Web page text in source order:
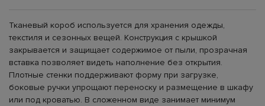
Тканевый короб используется для хранения одежды,
текстиля и сезонных вещей. Конструкция с крышкой
закрывается и защищает содержимое от пыли, прозрачная
вставка позволяет видеть наполнение без открытия.
Плотные стенки поддерживают форму при загрузке,
боковые ручки упрощают переноску и размещение в шкафу
или под кроватью. В сложенном виде занимает минимум